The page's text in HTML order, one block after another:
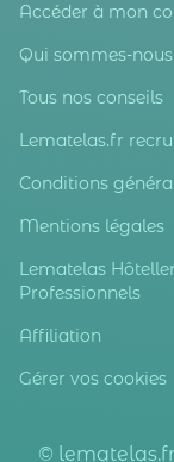
Accéder à mon
Qui sommes-nous
Tous nos conseils
Lematelas.fr
Conditions
Mentions légales
Lematelas
Professionnels
Affiliation
Gérer vos cookies
© lematelas.fr